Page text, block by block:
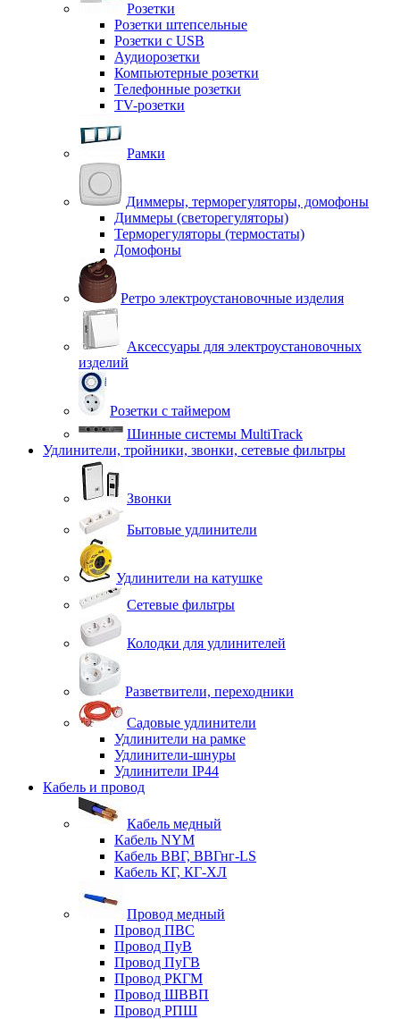
Розетки
Розетки штепсельные
Розетки с USB
Аудиорозетки
Компьютерные розетки
Телефонные розетки
TV-розетки
Рамки
Диммеры, терморегуляторы, домофоны
Диммеры (светорегуляторы)
Терморегуляторы (термостаты)
Домофоны
Ретро электроустановочные изделия
Аксессуары для электроустановочных
изделий
Розетки с таймером
Шинные системы MultiTrack
Удлинители, тройники, звонки, сетевые фильтры
Звонки
Бытовые удлинители
Удлинители на катушке
Сетевые фильтры
Колодки для удлинителей
Разветвители, переходники
Садовые удлинители
Удлинители на рамке
Удлинители-шнуры
Удлинители IP44
Кабель и провод
Кабель медный
Кабель NYM
Кабель ВВГ, ВВГнг-LS
Кабель КГ, КГ-ХЛ
Провод медный
Провод ПВС
Провод ПуВ
Провод ПуГВ
Провод РКГМ
Провод ШВВП
Провод РПШ